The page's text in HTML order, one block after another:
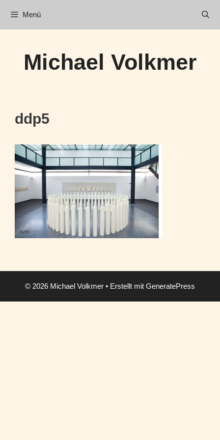
Inhalt
springen
Menü
Michael Volkmer
ddp5
© 2026 Michael Volkmer • Erstellt mit GeneratePress